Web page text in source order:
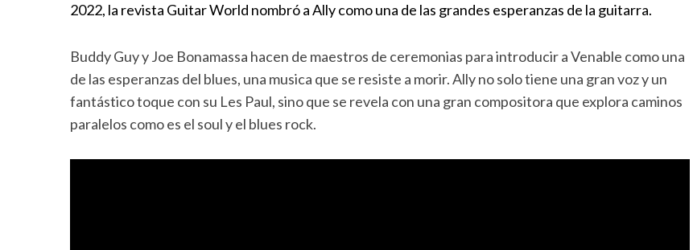
2022, la revista Guitar World nombró a Ally como una de las grandes esperanzas de la guitarra.
Buddy Guy y Joe Bonamassa hacen de maestros de ceremonias para introducir a Venable como una
de las esperanzas del blues, una musica que se resiste a morir. Ally no solo tiene una gran voz y un
fantástico toque con su Les Paul, sino que se revela con una gran compositora que explora caminos
paralelos como es el soul y el blues rock.